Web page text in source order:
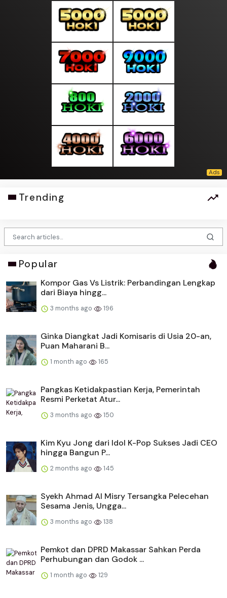
Trending
Popular
Kompor Gas Vs Listrik: Perbandingan Lengkap
dari Biaya hingg...
3 months ago 196
Ginka Diangkat Jadi Komisaris di Usia 20-an,
Puan Maharani B...
1 month ago 165
Pangkas Ketidakpastian Kerja, Pemerintah
Resmi Perketat Atur...
3 months ago 150
Kim Kyu Jong dari Idol K-Pop Sukses Jadi CEO
hingga Bangun P...
2 months ago 145
Syekh Ahmad Al Misry Tersangka Pelecehan
Sesama Jenis, Ungga...
3 months ago 138
Pemkot dan DPRD Makassar Sahkan Perda
Perhubungan dan Godok ...
1 month ago 129